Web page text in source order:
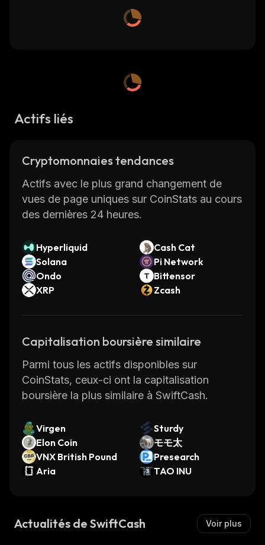
Actifs liés
Cryptomonnaies tendances
Actifs avec le plus grand changement de
vues de page uniques sur CoinStats au cours
des dernières 24 heures.
Hyperliquid
Cash Cat
Solana
Pi Network
Ondo
Bittensor
XRP
Zcash
Capitalisation boursière similaire
Parmi tous les actifs disponibles sur
CoinStats, ceux-ci ont la capitalisation
boursière la plus similaire à SwiftCash.
Virgen
Sturdy
Elon Coin
モモ太
VNX British Pound
Presearch
Aria
TAO INU
Actualités de SwiftCash Voir plus